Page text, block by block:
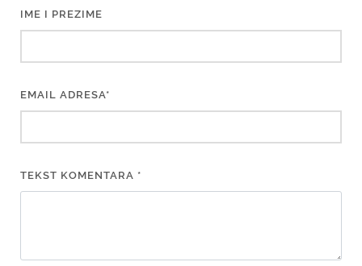
IME I PREZIME
EMAIL ADRESA*
TEKST KOMENTARA *